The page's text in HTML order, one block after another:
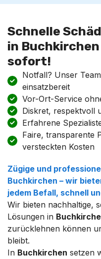
Schnelle
in Buchkirchen
sofort!
Notfall? Unser
einsatzbereit
Vor-Ort-Service
Diskret, respektvoll
Erfahrene
Faire, transparente
versteckten Kosten
Zügige und
Buchkirchen – wir
jedem Befall, schnell
Wir bieten nachhaltige,
Lösungen in
zurücklehnen können
bleibt.
In Buchkirchen setzen